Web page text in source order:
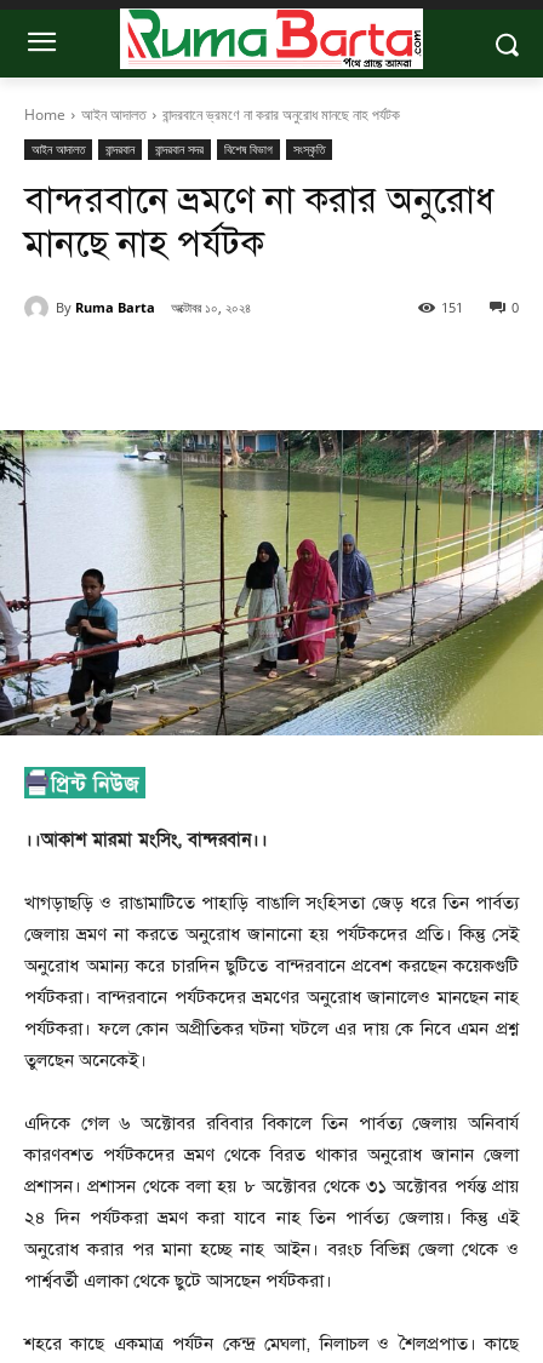
Home আইন আদালত বান্দরবানে ভ্রমণে না করার অনুরোধ মানছে নাহ পর্যটক
আইন আদালত বান্দরবান বান্দরবান সদর বিশেষ বিভাগ সংস্কৃতি
বান্দরবানে ভ্রমণে না করার অনুরোধ
মানছে নাহ পর্যটক
By Ruma Barta অক্টোবর ১০, ২০২৪ 0
151
।।আকাশ মারমা মংসিং, বান্দরবান।।
খাগড়াছড়ি ও রাঙামাটিতে পাহাড়ি বাঙালি সংহিসতা জেড় ধরে তিন পার্বত্য
জেলায় ভ্রমণ না করতে অনুরোধ জানানো হয় পর্যটকদের প্রতি। কিন্তু সেই
অনুরোধ অমান্য করে চারদিন ছুটিতে বান্দরবানে প্রবেশ করছেন কয়েকগুটি
পর্যটকরা। বান্দরবানে পর্যটকদের ভ্রমণের অনুরোধ জানালেও মানছেন নাহ
পর্যটকরা। ফলে কোন অপ্রীতিকর ঘটনা ঘটলে এর দায় কে নিবে এমন প্রশ্ন
তুলছেন অনেকেই।
এদিকে গেল ৬ অক্টোবর রবিবার বিকালে তিন পার্বত্য জেলায় অনিবার্য
কারণবশত পর্যটকদের ভ্রমণ থেকে বিরত থাকার অনুরোধ জানান জেলা
প্রশাসন। প্রশাসন থেকে বলা হয় ৮ অক্টোবর থেকে ৩১ অক্টোবর পর্যন্ত প্রায়
২৪ দিন পর্যটকরা ভ্রমণ করা যাবে নাহ তিন পার্বত্য জেলায়। কিন্তু এই
অনুরোধ করার পর মানা হচ্ছে নাহ আইন। বরংচ বিভিন্ন জেলা থেকে ও
পার্শ্ববর্তী এলাকা থেকে ছুটে আসছেন পর্যটকরা।
শহরে কাছে একমাত্র পর্যটন কেন্দ্র মেঘলা, নিলাচল ও শৈলপ্রপাত। কাছে